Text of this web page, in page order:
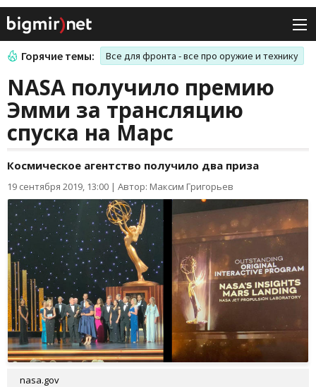
Горячие темы: Все для фронта - все про оружие и технику
NASA получило премию
Эмми за трансляцию
спуска на Марс
Космическое агентство получило два приза
19 сентября 2019, 13:00 | Автор: Максим Григорьев
nasa.gov